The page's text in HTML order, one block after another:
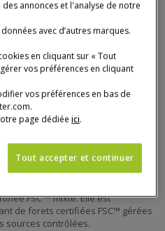
AU PANIER
FSC ™ mixte. Elle est
de forets certifiées FSC™ gérées
sources contrôlées.
annonces et l'analyse de notre
avec d’autres marques.
en cliquant sur « Tout
vos préférences en cliquant
vos préférences en bas de
page dédiéeici.
Tout accepter et continuer